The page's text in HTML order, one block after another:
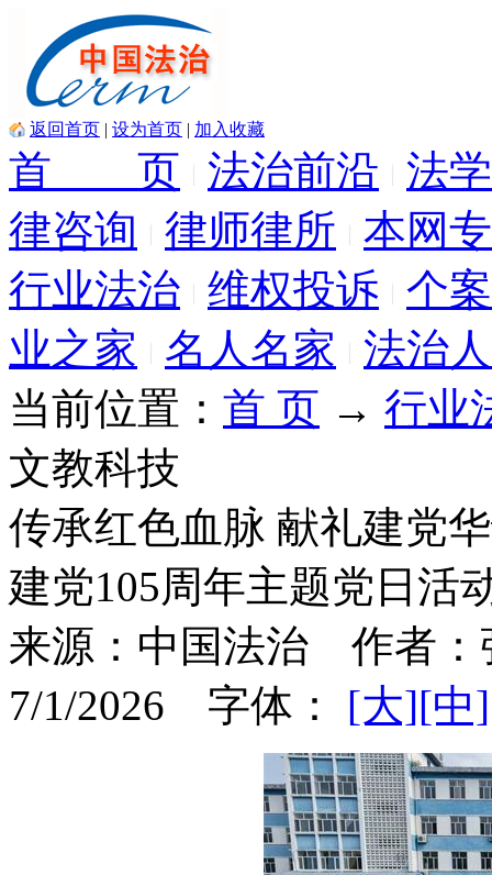
返回首页 | 设为首页 | 加入收藏
首 页 法治前沿
法
律咨询
律师律所
本网
行业法治 维权投诉
个
业之家
名人名家
法治
当前位置： 首 页 → 行业
文教科技
传承红色血脉 献礼建党
建党105周年主题党日活
来源： 中国法治 作者：
7/1/2026 字体： [大][中]